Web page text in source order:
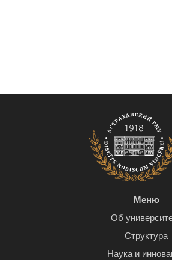
Меню
Об
Структура
Наука и